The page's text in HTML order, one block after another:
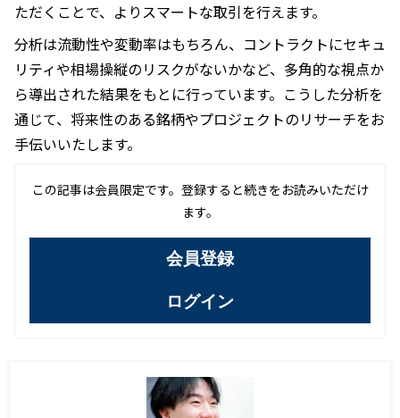
ただくことで、よりスマートな取引を行えます。
分析は流動性や変動率はもちろん、コントラクトにセキュ
リティや相場操縦のリスクがないかなど、多角的な視点か
ら導出された結果をもとに行っています。こうした分析を
通じて、将来性のある銘柄やプロジェクトのリサーチをお
手伝いいたします。
この記事は会員限定です。登録すると続きをお読みいただけ
ます。
会員登録
ログイン